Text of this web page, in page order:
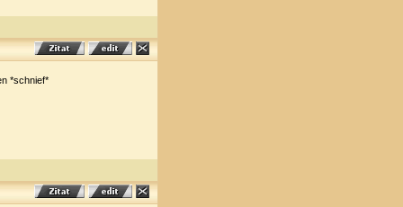
*schnief*